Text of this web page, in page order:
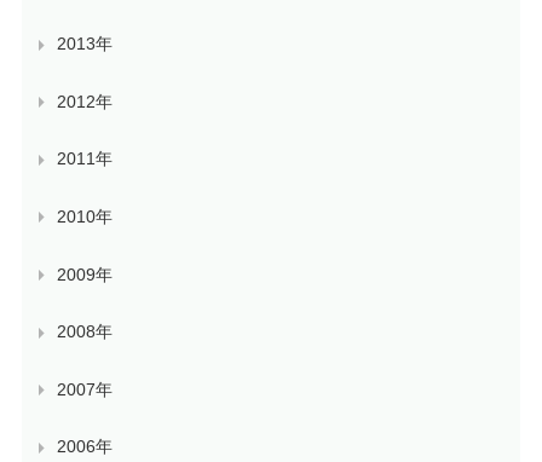
2013年
2012年
2011年
2010年
2009年
2008年
2007年
2006年